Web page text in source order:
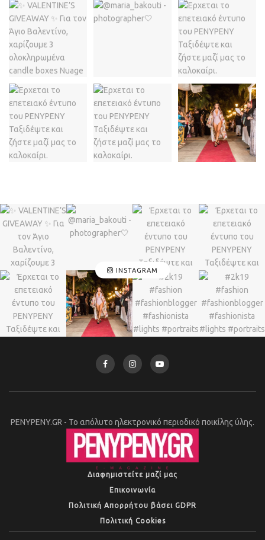
INSTAGRAM
PENYPENY.GR - Το απόλυτο ηλεκτρονικό περιοδικό ποικίλης ύλης.
Διαφημιστείτε μαζί μας
Επικοινωνία
Πολιτική Απορρήτου βάσει GDPR
Πολιτική Cookies